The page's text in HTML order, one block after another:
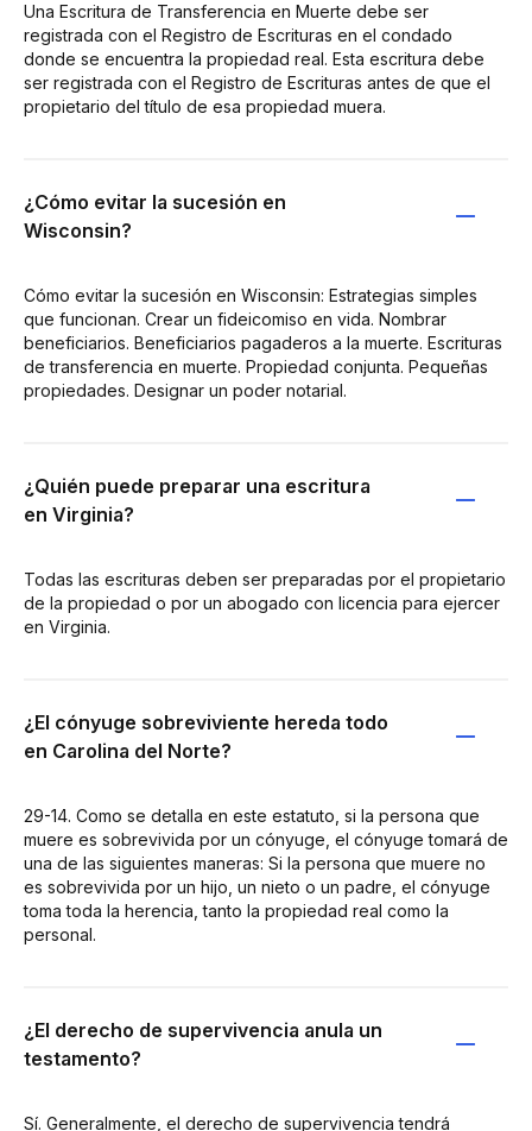
Una Escritura de Transferencia en Muerte debe ser
registrada con el Registro de Escrituras en el condado
donde se encuentra la propiedad real. Esta escritura debe
ser registrada con el Registro de Escrituras antes de que el
propietario del título de esa propiedad muera.
¿Cómo evitar la sucesión en
Wisconsin?
Cómo evitar la sucesión en Wisconsin: Estrategias simples
que funcionan. Crear un fideicomiso en vida. Nombrar
beneficiarios. Beneficiarios pagaderos a la muerte. Escrituras
de transferencia en muerte. Propiedad conjunta. Pequeñas
propiedades. Designar un poder notarial.
¿Quién puede preparar una escritura
en Virginia?
Todas las escrituras deben ser preparadas por el propietario
de la propiedad o por un abogado con licencia para ejercer
en Virginia.
¿El cónyuge sobreviviente hereda todo
en Carolina del Norte?
29-14. Como se detalla en este estatuto, si la persona que
muere es sobrevivida por un cónyuge, el cónyuge tomará de
una de las siguientes maneras: Si la persona que muere no
es sobrevivida por un hijo, un nieto o un padre, el cónyuge
toma toda la herencia, tanto la propiedad real como la
personal.
¿El derecho de supervivencia anula un
testamento?
Sí. Generalmente, el derecho de supervivencia tendrá